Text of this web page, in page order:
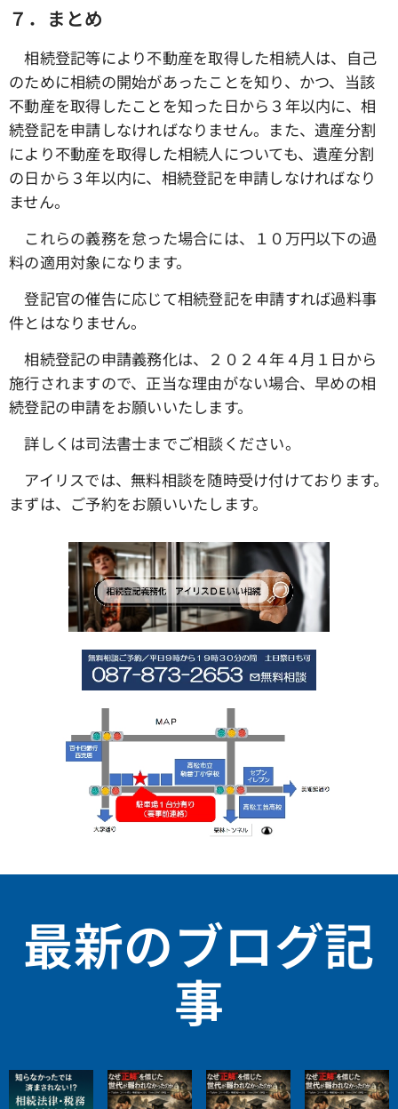
７．まとめ
相続登記等により不動産を取得した相続人は、自己
のために相続の開始があったことを知り、かつ、当該
不動産を取得したことを知った日から３年以内に、相
続登記を申請しなければなりません。また、遺産分割
により不動産を取得した相続人についても、遺産分割
の日から３年以内に、相続登記を申請しなければなり
ません。
これらの義務を怠った場合には、１０万円以下の過
料の適用対象になります。
登記官の催告に応じて相続登記を申請すれば過料事
件とはなりません。
相続登記の申請義務化は、２０２４年４月１日から
施行されますので、正当な理由がない場合、早めの相
続登記の申請をお願いいたします。
詳しくは司法書士までご相談ください。
アイリスでは、無料相談を随時受け付けております。
まずは、ご予約をお願いいたします。
最新のブログ記
事